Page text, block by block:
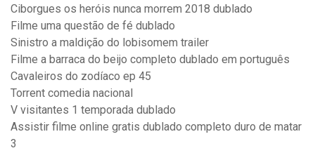
Ciborgues os heróis nunca morrem 2018 dublado
Filme uma questão de fé dublado
Sinistro a maldição do lobisomem trailer
Filme a barraca do beijo completo dublado em português
Cavaleiros do zodíaco ep 45
Torrent comedia nacional
V visitantes 1 temporada dublado
Assistir filme online gratis dublado completo duro de matar
3